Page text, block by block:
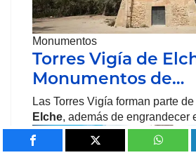
Monumentos
Torres Vigía de
Monumentos de…
Las Torres Vigía forman parte
Elche, además de